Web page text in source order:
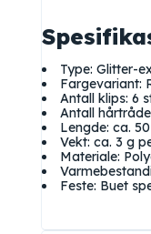
Type: Glitter-
Fargevariant:
Antall klips: 6
Antall
Lengde: ca.
Vekt: ca. 3 g
Materiale:
Feste: Buet